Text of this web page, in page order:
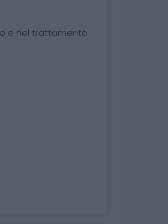
e nel trattamento